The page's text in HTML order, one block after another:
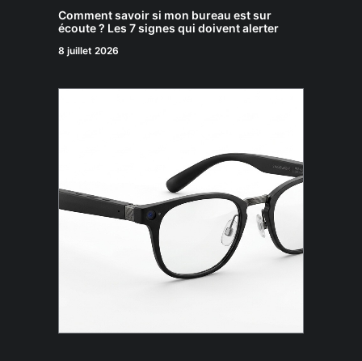
Comment savoir si mon bureau est sur
écoute ? Les 7 signes qui doivent alerter
8 juillet 2026